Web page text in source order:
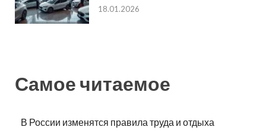
18.01.2026
Самое читаемое
В России изменятся правила труда и отдыха